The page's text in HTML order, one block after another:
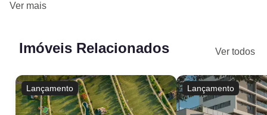
Ver mais
Imóveis Relacionados Ver todos
Lançamento Lançamento